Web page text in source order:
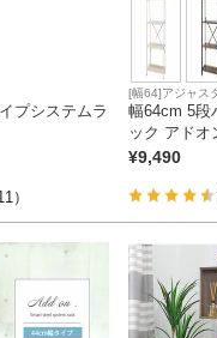
プシステムラ
）
[幅64]アジャス
幅64cm 5段
ック アドオ
¥9,490